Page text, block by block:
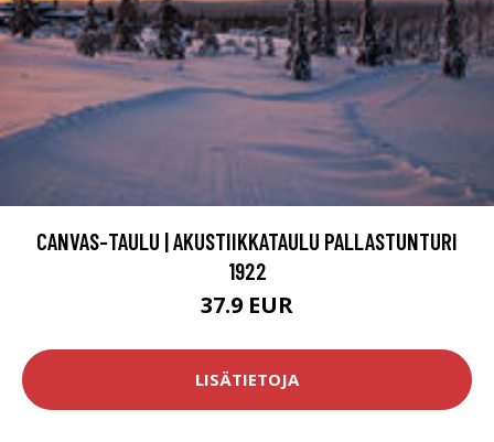
CANVAS-TAULU | AKUSTIIKKATAULU PALLASTUNTURI
1922
37.9 EUR
LISÄTIETOJA